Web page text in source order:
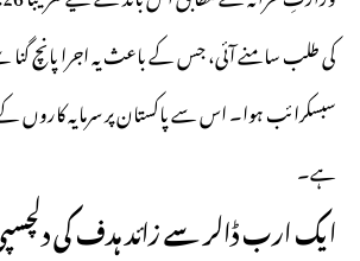
کی طلب سامنے آئی، جس کے باعث یہ اجرا پانچ گنا
سبسکرائب ہوا۔ اس سے پاکستان پر سرمایہ کاروں کے
ہے۔
ایک ارب ڈالر سے زائد ہدف کی